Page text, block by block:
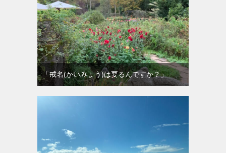
「戒名(かいみょう)は要るんですか？」